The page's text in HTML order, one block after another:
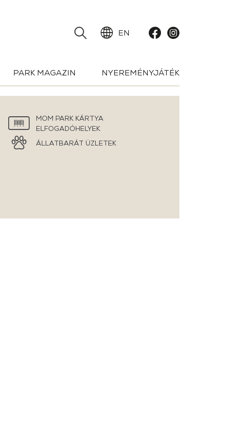
EN
PARK MAGAZIN NYEREMÉNYJÁTÉK
MOM PARK KÁRTYA
ELFOGADÓHELYEK
ÁLLATBARÁT ÜZLETEK